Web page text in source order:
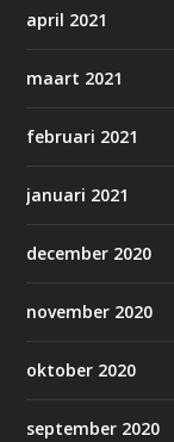
april 2021
maart 2021
februari 2021
januari 2021
december 2020
november 2020
oktober 2020
september 2020